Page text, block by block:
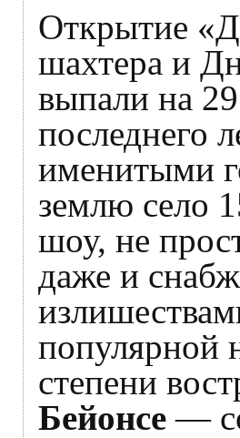
Открытие
шахтера и
выпали на 29
последнего
именитыми
землю село
шоу, не
даже и
популярной
степени
Бейонсе —